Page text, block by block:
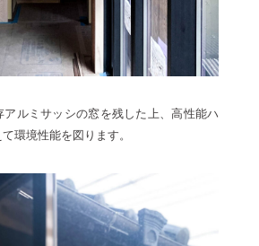
アルミサッシの窓を残した上、高性能ハ
環境性能を図ります。